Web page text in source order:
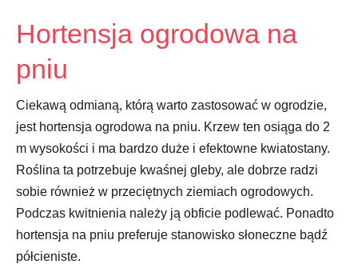
Hortensja ogrodowa na
pniu
Ciekawą odmianą, którą warto zastosować w ogrodzie,
jest hortensja ogrodowa na pniu. Krzew ten osiąga do 2
m wysokości i ma bardzo duże i efektowne kwiatostany.
Roślina ta potrzebuje kwaśnej gleby, ale dobrze radzi
sobie również w przeciętnych ziemiach ogrodowych.
Podczas kwitnienia należy ją obficie podlewać. Ponadto
hortensja na pniu preferuje stanowisko słoneczne bądź
półcieniste.